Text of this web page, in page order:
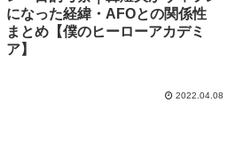
になった経緯・AFOとの関係性
まとめ【僕のヒーローアカデミ
ア】
2022.04.08